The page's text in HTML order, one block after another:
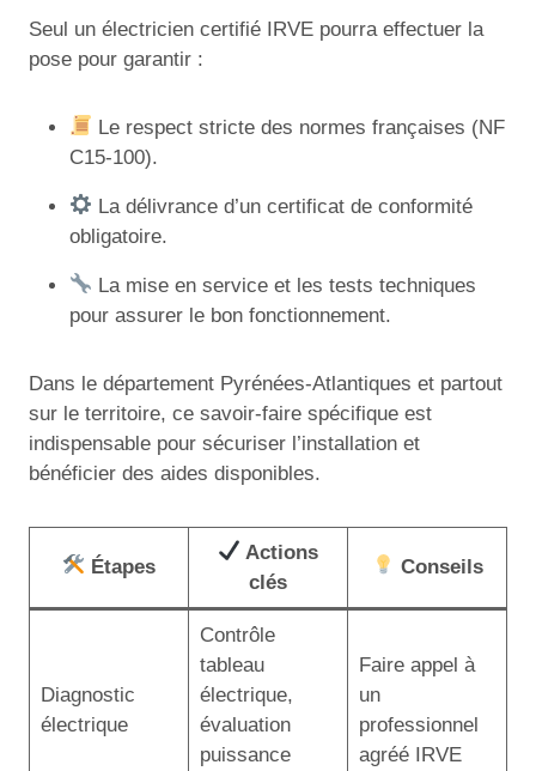
Seul un électricien certifié IRVE pourra effectuer la
pose pour garantir :
Le respect stricte des normes françaises (NF
C15-100).
La délivrance d’un certificat de conformité
obligatoire.
La mise en service et les tests techniques
pour assurer le bon fonctionnement.
Dans le département Pyrénées-Atlantiques et partout
sur le territoire, ce savoir-faire spécifique est
indispensable pour sécuriser l’installation et
bénéficier des aides disponibles.
Étapes
Actions
clés
Conseils
Diagnostic
électrique
Contrôle
tableau
électrique,
évaluation
puissance
Faire appel à
un
professionnel
agréé IRVE